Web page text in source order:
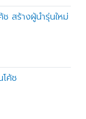
ช สร้างผู้นำรุ่นใหม่
โค้ช